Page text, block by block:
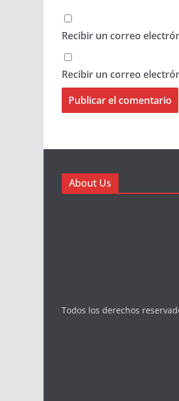
Recibir un correo
Recibir un correo
About Us
Todos los derechos